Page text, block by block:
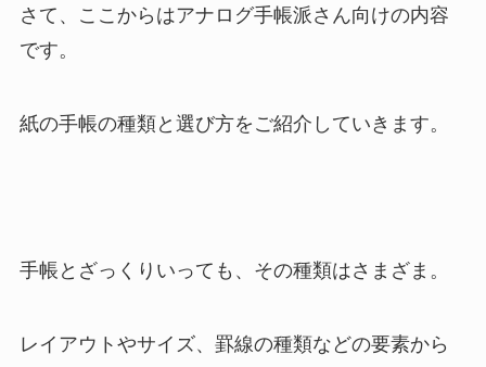
さて、ここからはアナログ手帳派さん向けの内容
です。
紙の手帳の種類と選び方をご紹介していきます。
手帳とざっくりいっても、その種類はさまざま。
レイアウトやサイズ、罫線の種類などの要素から